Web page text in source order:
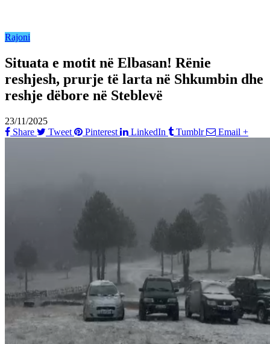
Rajoni
Situata e motit në Elbasan! Rënie
reshjesh, prurje të larta në Shkumbin dhe
reshje dëbore në Steblevë
23/11/2025
Share
Tweet Pinterest LinkedIn Tumblr Email +